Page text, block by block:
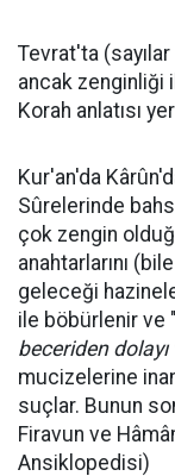
Tevrat'ta
ancak zenginliği
Korah anlatısı yer
Kur'an'da
Sûrelerinde
çok zengin
anahtarlarını
geleceği
ile böbürlenir ve "
beceriden
mucizelerine
suçlar. Bunun
Firavun ve
Ansiklopedisi)